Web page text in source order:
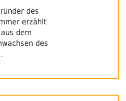
des
erzählt
dem
des